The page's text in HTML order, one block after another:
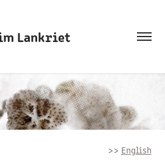
Lankriet
>> English